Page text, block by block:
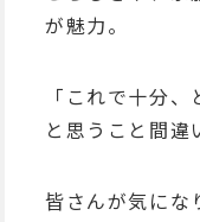
が魅力。
「これで十分
と思うこと間違
皆さんが気にな